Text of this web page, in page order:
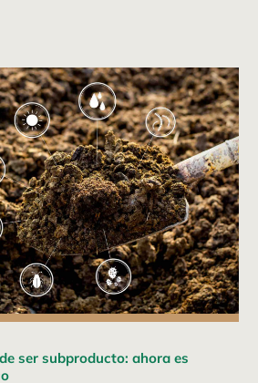
ser subproducto: ahora es